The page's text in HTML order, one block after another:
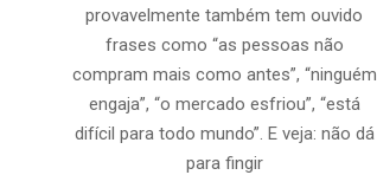
provavelmente também tem ouvido
frases como “as pessoas não
compram mais como antes”, “ninguém
engaja”, “o mercado esfriou”, “está
difícil para todo mundo”. E veja: não dá
para fingir